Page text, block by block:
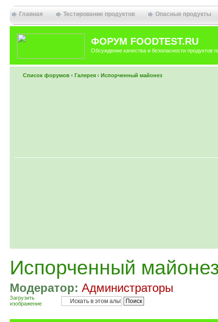
Главная Тестирование продуктов Опасные продукты
ФОРУМ FOODTEST.RU
Обсуждение качества и безопасности продуктов
Список форумов ‹ Галерея ‹ Испорченный майонез
Испорченный
Модератор: Администраторы
Загрузить
изображение